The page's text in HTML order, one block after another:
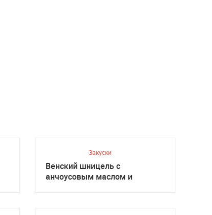
Закуски
Венский шницель с
анчоусовым маслом и